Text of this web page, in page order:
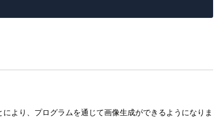
より、プログラムを通じて画像生成ができるようになりま